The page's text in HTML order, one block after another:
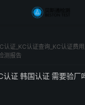
认证_KC认证查询_KC认证费
测报告
哪里可以办理KC认证 韩国认证 需要